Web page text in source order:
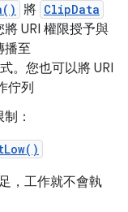
將 ClipData
URI 權限授予與
播至
。您也可以將 URI
佇列
：
，工作就不會執